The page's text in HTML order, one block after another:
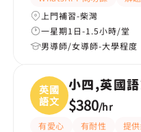
上門補習-柴灣
一星期1日-1.5小時/堂
男導師/女導師-大學程度
英國
語文
小四,英國
$380/hr
有愛心 有耐性 提